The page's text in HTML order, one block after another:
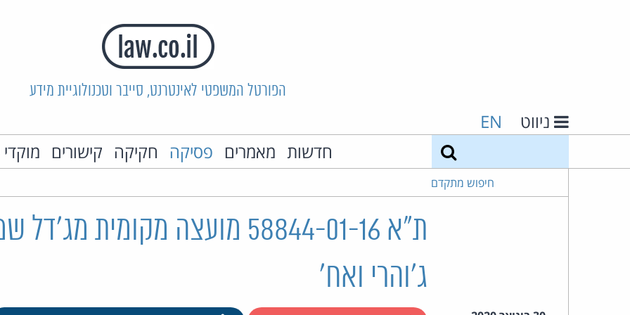
הפורטל המשפטי לאינטרנט, סייבר וטכנולוגיית מידע
ניווט EN
חדשות מאמרים פסיקה חקיקה קישורים
חיפוש מתקדם
ת"א 58844-01-16 מועצה מקומית
ג'והרי ואח'